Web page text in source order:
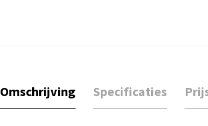
Omschrijving Specificaties